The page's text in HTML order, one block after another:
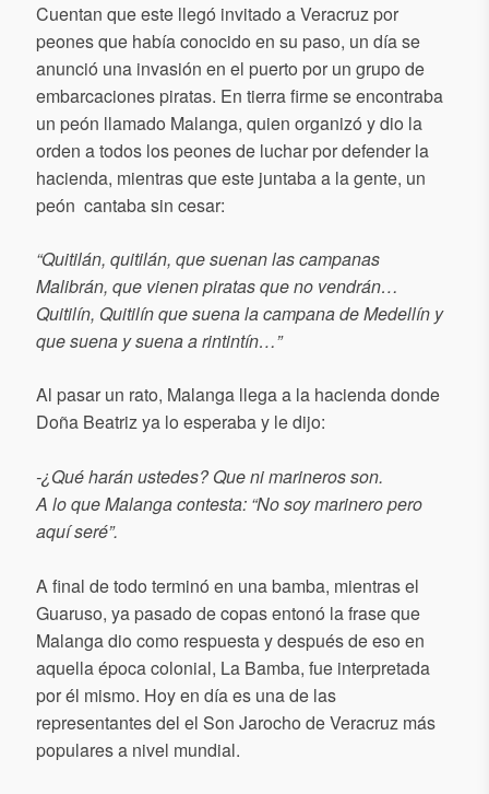
Cuentan que este llegó invitado a Veracruz por
peones que había conocido en su paso, un día se
anunció una invasión en el puerto por un grupo de
embarcaciones piratas. En tierra firme se encontraba
un peón llamado Malanga, quien organizó y dio la
orden a todos los peones de luchar por defender la
hacienda, mientras que este juntaba a la gente, un
peón cantaba sin cesar:
“Quitilán, quitilán, que suenan las campanas
Malibrán, que vienen piratas que no vendrán…
Quitilín, Quitilín que suena la campana de Medellín y
que suena y suena a rintintín…”
Al pasar un rato, Malanga llega a la hacienda donde
Doña Beatriz ya lo esperaba y le dijo:
-¿Qué harán ustedes? Que ni marineros son.
A lo que Malanga contesta: “No soy marinero pero
aquí seré”.
A final de todo terminó en una bamba, mientras el
Guaruso, ya pasado de copas entonó la frase que
Malanga dio como respuesta y después de eso en
aquella época colonial, La Bamba, fue interpretada
por él mismo. Hoy en día es una de las
representantes del el Son Jarocho de Veracruz más
populares a nivel mundial.